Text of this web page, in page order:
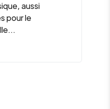
aussi
pour le